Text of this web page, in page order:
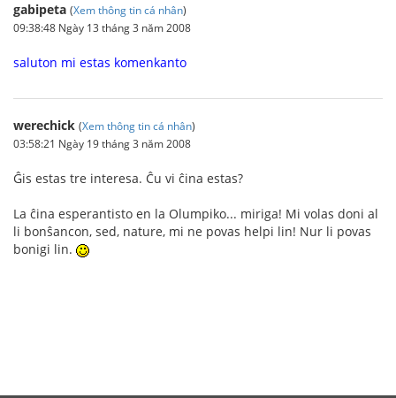
gabipeta (Xem thông tin cá nhân)
09:38:48 Ngày 13 tháng 3 năm 2008
saluton mi estas komenkanto
werechick (Xem thông tin cá nhân)
03:58:21 Ngày 19 tháng 3 năm 2008
Ĝis estas tre interesa. Ĉu vi ĉina estas?
La ĉina esperantisto en la Olumpiko... miriga! Mi volas doni al
li bonŝancon, sed, nature, mi ne povas helpi lin! Nur li povas
bonigi lin.